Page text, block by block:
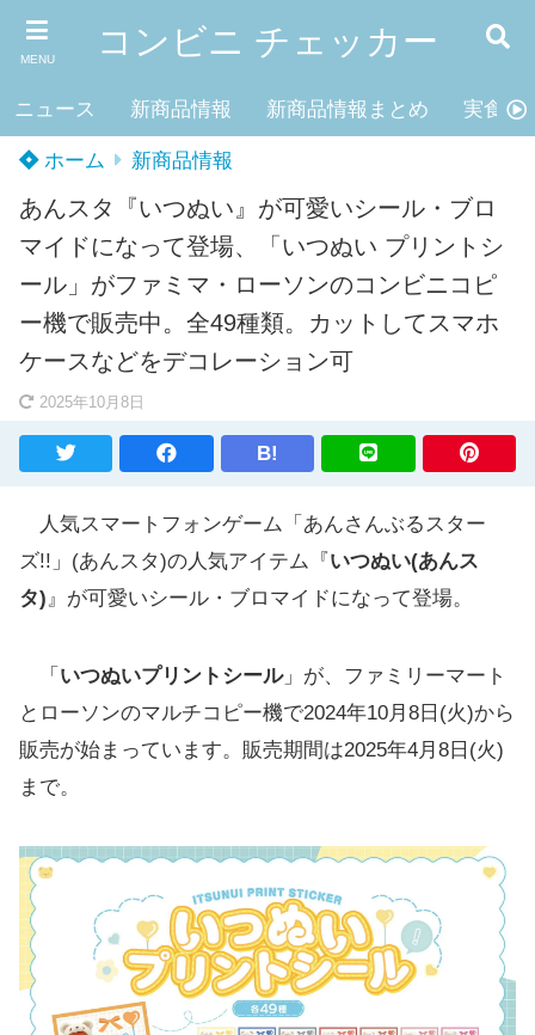
MENU コンビニ チェッカー
ニュース 新商品情報 新商品情報まとめ 実食レ
ホーム 新商品情報
あんスタ『いつぬい』が可愛いシール・ブロ
マイドになって登場、「いつぬい プリントシ
ール」がファミマ・ローソンのコンビニコピ
ー機で販売中。全49種類。カットしてスマホ
ケースなどをデコレーション可
2025年10月8日
B!
人気スマートフォンゲーム「あんさんぶるスター
ズ!!」(あんスタ)の人気アイテム『いつぬい(あんス
タ)』が可愛いシール・ブロマイドになって登場。
「 いつぬいプリントシール」が、ファミリーマート
とローソンのマルチコピー機で2024年10月8日(火)から
販売が始まっています。販売期間は2025年4月8日(火)
まで。